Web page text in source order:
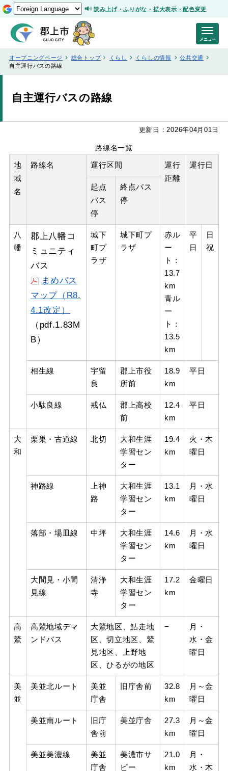
読み上げ・ふりがな・拡大表示・配色変更
オープニングページ 総合トップ くらし くらしの情報
公共交通
自主運行バスの路線
自主運行バスの路線
更新日：2026年04月01日
路線名一覧
地
域
名
路線名 運行区間
運行
距離
運行日
起点
バス
停
終点バス
停
八
幡
郡上八幡コ
ミュニティ
バス
まめバス
マップ（R8.
4.1改定）
（pdf.1.83M
B）
城下
町プ
ラザ
城下町プ
ラザ
赤ル
ー
ト：
13.7
km
青ル
ー
ト：
13.5
km
平
日
日
祝
相生線
宇留
良
郡上市役
所前
18.9
km
平日
小駄良線 戒仏
郡上高校
前
12.4
km
平日
大
和
栗巣・古道線 北切
大和生涯
学習セン
ター
19.4
km
火・木
曜日
神路線
上神
路
大和生涯
学習セン
ター
13.1
km
月・水
曜日
落部・場皿線 中坪
大和生涯
学習セン
ター
14.6
km
月・水
曜日
大間見・小間
見線
清浄
寺
大和生涯
学習セン
ター
17.2
km
金曜日
高
鷲
高鷲地域デマ
ンドバス
大鷲地区、鮎走地
区、切立地区、鷲
見地区、上野地
区、ひるがの地区
−
月・
水・金
曜日
美
並
美並北ルート
美並
庁舎
旧庁舎前
32.8
km
月～金
曜日
美並南ルート
旧庁
舎前
美並庁舎
27.3
km
月～金
曜日
美並美濃線
美並
庁舎
美濃市サ
ピー
21.0
km
月・
水・木
メニュー